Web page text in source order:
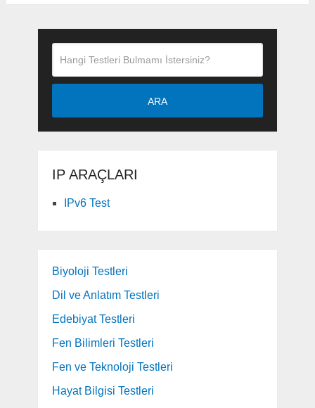
ARA
IP ARAÇLARI
IPv6 Test
Biyoloji Testleri
Dil ve Anlatım Testleri
Edebiyat Testleri
Fen Bilimleri Testleri
Fen ve Teknoloji Testleri
Hayat Bilgisi Testleri